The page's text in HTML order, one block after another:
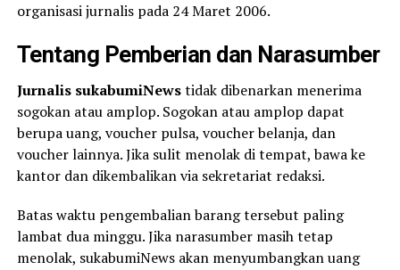
organisasi jurnalis pada 24 Maret 2006.
Tentang Pemberian dan Narasumber
Jurnalis sukabumiNewstidak dibenarkan menerima
sogokan atau amplop. Sogokan atau amplop dapat
berupa uang, voucher pulsa, voucher belanja, dan
voucher lainnya. Jika sulit menolak di tempat, bawa ke
kantor dan dikembalikan via sekretariat redaksi.
Batas waktu pengembalian barang tersebut paling
lambat dua minggu. Jika narasumber masih tetap
menolak, sukabumiNews akan menyumbangkan uang